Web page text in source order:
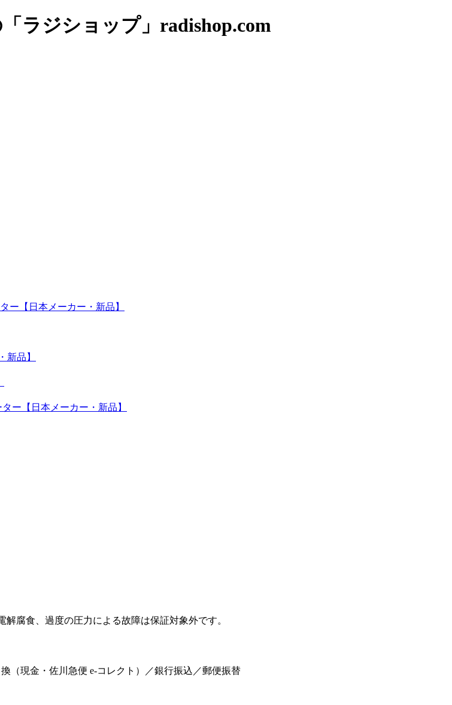
ラジショップ」radishop.com
ー【日本メーカー・新品】
新品】
ー【日本メーカー・新品】
腐食、過度の圧力による故障は保証対象外です。
（現金・佐川急便 e-コレクト）／銀行振込／郵便振替